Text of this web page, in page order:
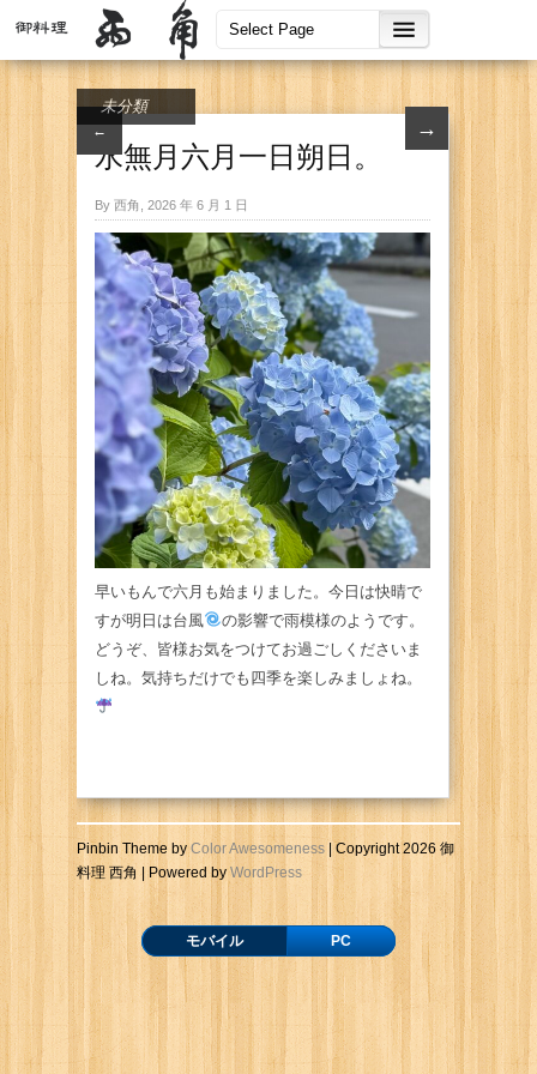
← →
未分類
水無月六月一日朔日。
By 西角, 2026 年 6 月 1 日
早いもんで六月も始まりました。今日は快晴で
すが明日は台風
の影響で雨模様のようです。
どうぞ、皆様お気をつけてお過ごしくださいま
しね。気持ちだけでも四季を楽しみましょね。
Pinbin Theme byColor Awesomeness | Copyright 2026 御
料理 西角 | Powered byWordPress
モバイル PC